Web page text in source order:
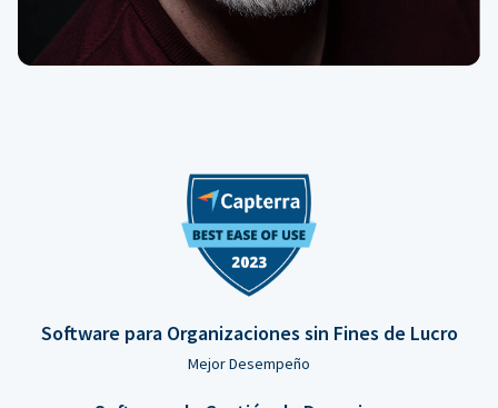
Software para Organizaciones sin Fines de Lucro
Mejor Desempeño